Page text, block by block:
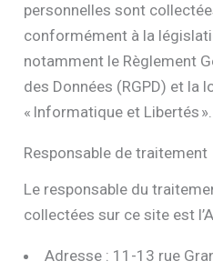
personnelles sont
conformément à la
notamment le Règlement
des Données (RGPD) et la
« Informatique et Libertés ».
Responsable de traitement
Le responsable du
collectées sur ce site est
Adresse : 11-13 rue